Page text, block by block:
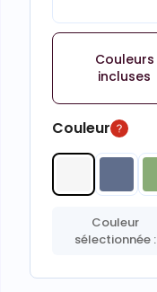
Couleurs
incluses
Couleur
Couleur
sélectionnée :